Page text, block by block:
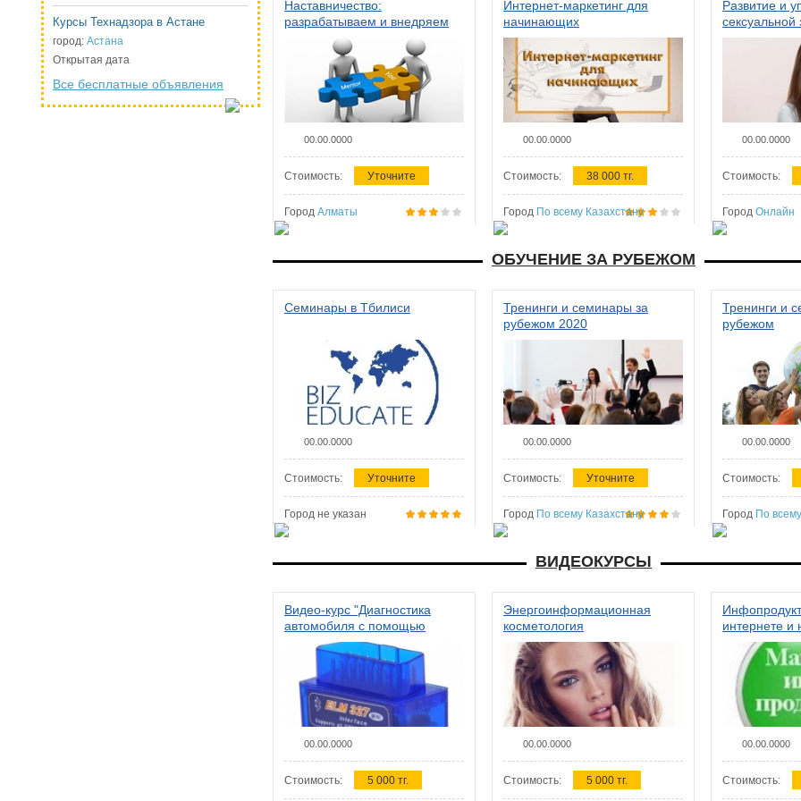
Курсы Технадзора в Астане
город: Астана
Открытая дата
Все бесплатные объявления
Наставничество:
разрабатываем и внедряем
систему наставничества в
организации
00.00.0000
Стоимость: Уточните
Город Алматы
Интернет-маркетинг для
начинающих
00.00.0000
Стоимость: 38 000 тг.
Город По всему Казахстану
Развитие и
сексуальной
женщин
00.00.0000
Стоимость:
Город Онлайн
ОБУЧЕНИЕ ЗА РУБЕЖОМ
Семинары в Тбилиси
00.00.0000
Стоимость: Уточните
Город не указан
Тренинги и семинары за
рубежом 2020
00.00.0000
Стоимость: Уточните
Город По всему Казахстану
Тренинги и
рубежом
00.00.0000
Стоимость:
Город По
ВИДЕОКУРСЫ
Видео-курс "Диагностика
автомобиля с помощью
сканера ELM 327"
00.00.0000
Стоимость: 5 000 тг.
Энергоинформационная
косметология
00.00.0000
Стоимость: 5 000 тг.
интернете и
00.00.0000
Стоимость: